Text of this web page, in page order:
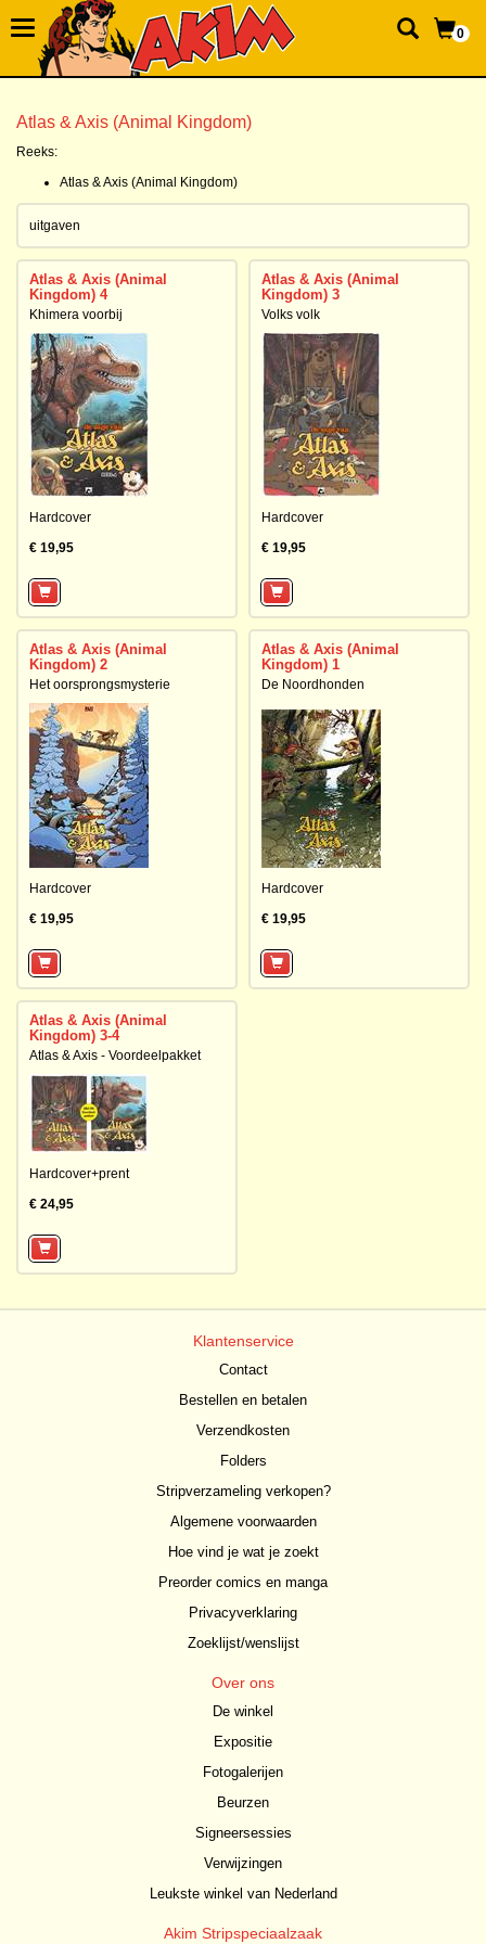
0
Atlas & Axis (Animal Kingdom)
Reeks:
Atlas & Axis (Animal Kingdom)
uitgaven
Atlas & Axis (Animal
Kingdom) 4
Khimera voorbij
Hardcover
€ 19,95
Atlas & Axis (Animal
Kingdom) 3
Volks volk
Hardcover
€ 19,95
Atlas & Axis (Animal
Kingdom) 2
Het oorsprongsmysterie
Hardcover
€ 19,95
Atlas & Axis (Animal
Kingdom) 1
De Noordhonden
Hardcover
€ 19,95
Atlas & Axis (Animal
Kingdom) 3-4
Atlas & Axis - Voordeelpakket
Hardcover+prent
€ 24,95
Klantenservice
Contact
Bestellen en betalen
Verzendkosten
Folders
Stripverzameling verkopen?
Algemene voorwaarden
Hoe vind je wat je zoekt
Preorder comics en manga
Privacyverklaring
Zoeklijst/wenslijst
Over ons
De winkel
Expositie
Fotogalerijen
Beurzen
Signeersessies
Verwijzingen
Leukste winkel van Nederland
Akim Stripspeciaalzaak